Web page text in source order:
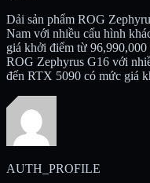
Dải sản phẩm ROG
Nam với nhiều cấu hình
giá khởi điểm từ
ROG Zephyrus G16 với
đến RTX 5090 có mức giá
AUTH_PROFILE